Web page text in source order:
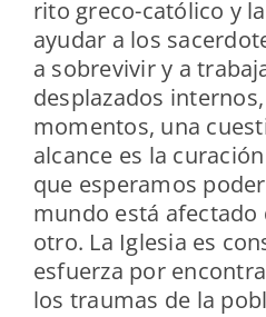
rito greco-católico y
ayudar a los
a sobrevivir y a
desplazados
momentos, una
alcance es la
que esperamos
mundo está afectado
otro. La Iglesia es
esfuerza por
los traumas de la